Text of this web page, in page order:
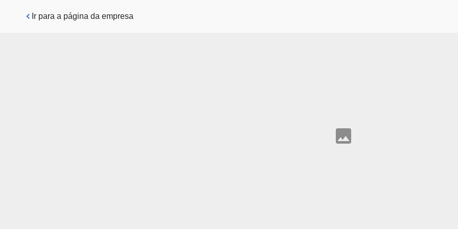
Pular para o conteúdo principal
Ir para a página da empresa